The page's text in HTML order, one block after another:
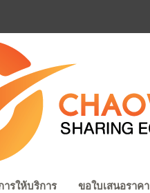
ารให้บริการ ขอใบเสนอราคา